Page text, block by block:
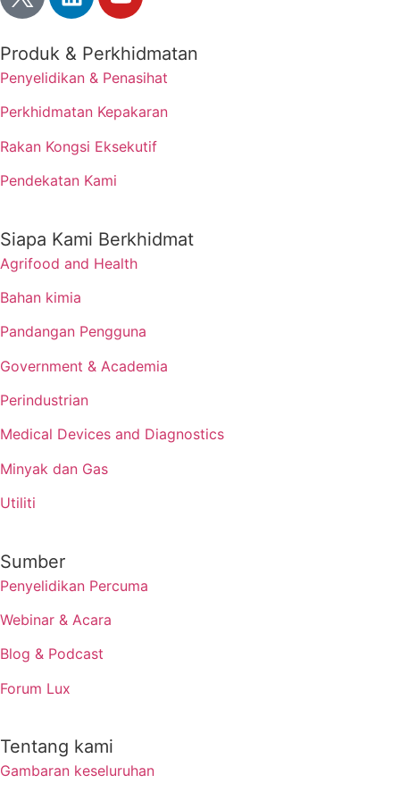
Produk & Perkhidmatan
Penyelidikan & Penasihat
Perkhidmatan Kepakaran
Rakan Kongsi Eksekutif
Pendekatan Kami
Siapa Kami Berkhidmat
Agrifood and Health
Bahan kimia
Pandangan Pengguna
Government & Academia
Perindustrian
Medical Devices and Diagnostics
Minyak dan Gas
Utiliti
Sumber
Penyelidikan Percuma
Webinar & Acara
Blog & Podcast
Forum Lux
Tentang kami
Gambaran keseluruhan